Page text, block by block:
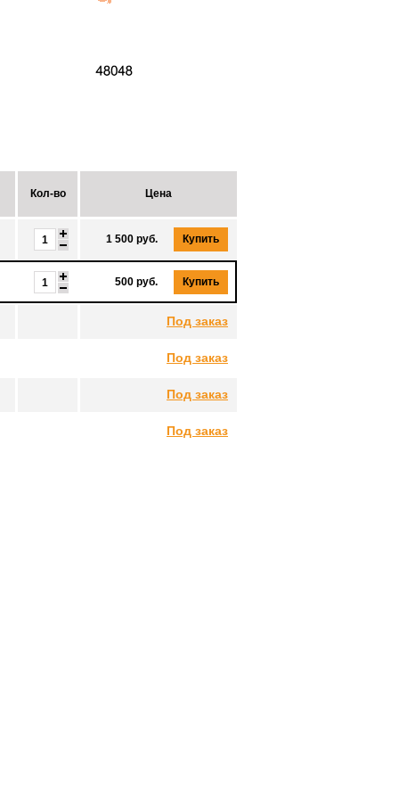
Кол-во Цена
1 500 руб. Купить
500 руб. Купить
Под заказ
Под заказ
Под заказ
Под заказ